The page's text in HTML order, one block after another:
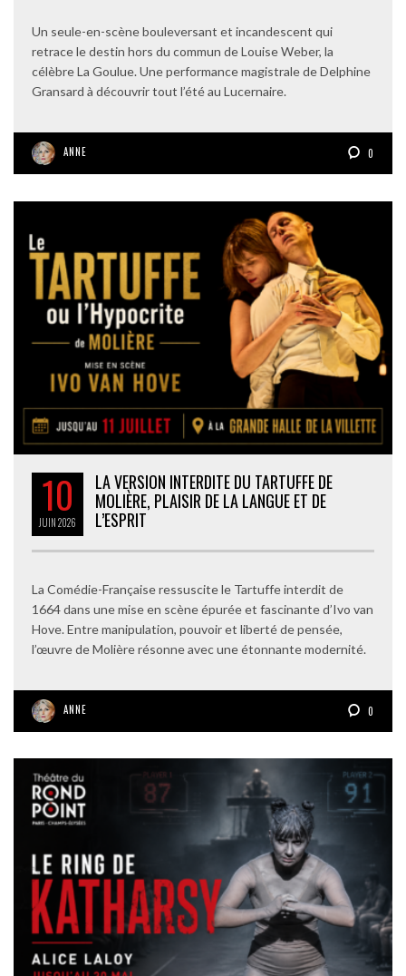
Un seule-en-scène bouleversant et incandescent qui
retrace le destin hors du commun de Louise Weber, la
célèbre La Goulue. Une performance magistrale de Delphine
Gransard à découvrir tout l’été au Lucernaire.
ANNE 0
10
JUIN2026
LA VERSION INTERDITE DU TARTUFFE DE
MOLIÈRE, PLAISIR DE LA LANGUE ET DE
L’ESPRIT
La Comédie-Française ressuscite le Tartuffe interdit de
1664 dans une mise en scène épurée et fascinante d’Ivo van
Hove. Entre manipulation, pouvoir et liberté de pensée,
l’œuvre de Molière résonne avec une étonnante modernité.
ANNE 0